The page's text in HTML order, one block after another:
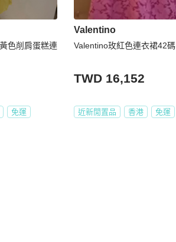
免運
Valentino
Valentino玫紅色連衣裙42碼
TWD 16,152
近新閒置品 香港 免運